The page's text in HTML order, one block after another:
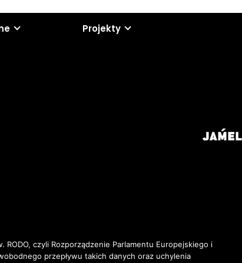
Projekty
czyli Rozporządzenie Parlamentu Europejskiego i
przepływu takich danych oraz uchylenia